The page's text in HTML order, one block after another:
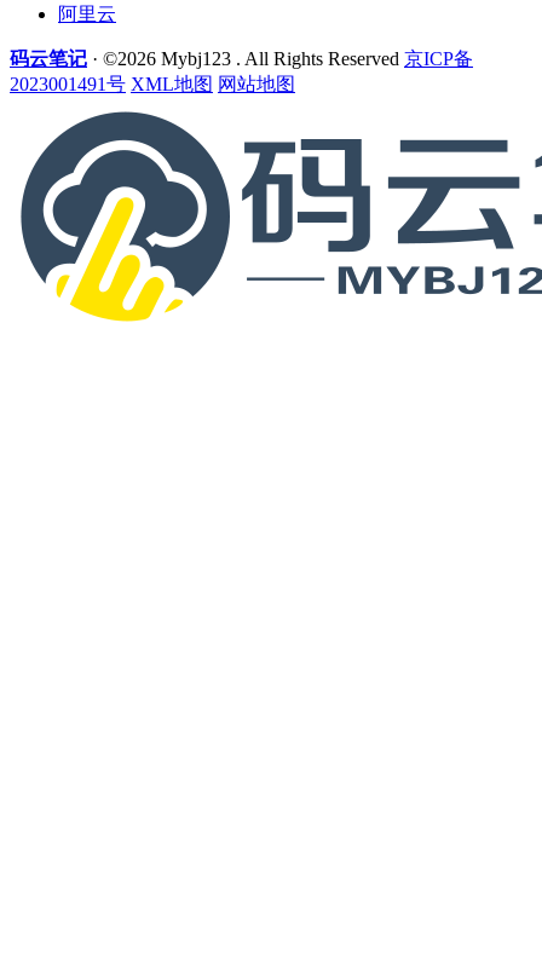
阿里云
码云笔记 · ©2026 Mybj123 . All Rights Reserved 京ICP备
2023001491号 XML地图 网站地图